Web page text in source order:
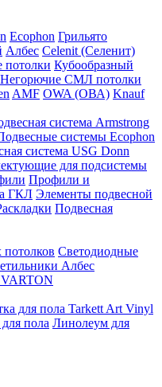
Ecophon Грильято
Албес Celenit (Селенит)
потолки Кубообразный
Негорючие СМЛ потолки
AMF OWA (ОВА) Knauf
система Armstrong
системы Ecophon
система USG Donn
для подсистемы
Профили и
ГКЛ Элементы подвесной
Подвесная
Светодиодные
Албес
для пола Tarkett Art Vinyl
пола Линолеум для